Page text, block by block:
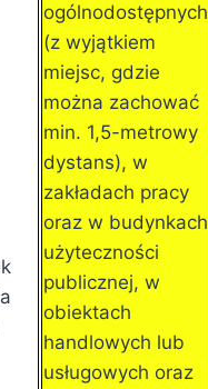
ogólnodostępnych
(z wyjątkiem
miejsc, gdzie
można zachować
min. 1,5-metrowy
dystans), w
zakładach pracy
oraz w budynkach
użyteczności
publicznej, w
obiektach
handlowych lub
usługowych oraz